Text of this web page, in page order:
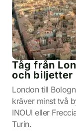
Tåg från
och biljetter
London till
kräver minst två
INOUI eller
Turin.